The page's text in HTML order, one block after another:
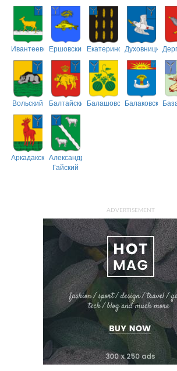
ИвантеевскийЕршовский ЕкатериновскийДуховницкий
Вольский БалтайскийБалашовскийБалаковский
АркадакскийАлександрово-
Гайский
ADVERTISEMENT